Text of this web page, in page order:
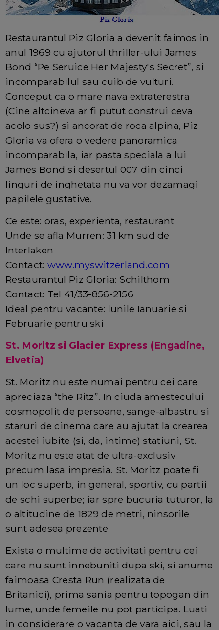
Restaurantul Piz Gloria a devenit faimos in
anul 1969 cu ajutorul thriller-ului James
Bond “Pe Seruice Her Majesty's Secret”, si
incomparabilul sau cuib de vulturi.
Conceput ca o mare nava extraterestra
(Cine altcineva ar fi putut construi ceva
acolo sus?) si ancorat de roca alpina, Piz
Gloria va ofera o vedere panoramica
incomparabila, iar pasta speciala a lui
James Bond si desertul 007 din cinci
linguri de inghetata nu va vor dezamagi
papilele gustative.
Ce este: oras, experienta, restaurant
Unde se afla Murren: 31 km sud de
Interlaken
Contact: www.myswitzerland.com
Restaurantul Piz Gloria: Schilthom
Contact: Tel 41/33-856-2156
Ideal pentru vacante: lunile Ianuarie si
Februarie pentru ski
St. Moritz si Glacier Express (Engadine,
Elvetia)
St. Moritz nu este numai pentru cei care
apreciaza “the Ritz”. In ciuda amestecului
cosmopolit de persoane, sange-albastru si
staruri de cinema care au ajutat la crearea
acestei iubite (si, da, intime) statiuni, St.
Moritz nu este atat de ultra-exclusiv
precum lasa impresia. St. Moritz poate fi
un loc superb, in general, sportiv, cu partii
de schi superbe; iar spre bucuria tuturor, la
o altitudine de 1829 de metri, ninsorile
sunt adesea prezente.
Exista o multime de activitati pentru cei
care nu sunt innebuniti dupa ski, si anume
faimoasa Cresta Run (realizata de
Britanici), prima sania pentru topogan din
lume, unde femeile nu pot participa. Luati
in considerare o vacanta de vara aici, sau la